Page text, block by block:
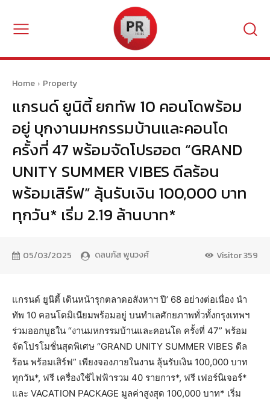
Home Property
แกรนด์ ยูนิตี้ ยกทัพ 10 คอนโดพร้อม
อยู่ บุกงานมหกรรมบ้านและคอนโด
ครั้งที่ 47 พร้อมจัดโปรฮอต “GRAND
UNITY SUMMER VIBES ดีลร้อน
พร้อมเสิร์ฟ” ลุ้นรับเงิน 100,000 บาท
ทุกวัน* เริ่ม 2.19 ล้านบาท*
05/03/2025 ดลนภัส พูนวงศ์ Visitor359
แกรนด์ ยูนิตี้ เดินหน้ารุกตลาดอสังหาฯ ปี’ 68 อย่างต่อเนื่อง นำ
ทัพ 10 คอนโดมิเนียมพร้อมอยู่ บนทำเลศักยภาพทั่วทั้งกรุงเทพฯ
ร่วมออกบูธใน “งานมหกรรมบ้านและคอนโด ครั้งที่ 47” พร้อม
จัดโปรโมชั่นสุดพิเศษ “GRAND UNITY SUMMER VIBES ดีล
ร้อน พร้อมเสิร์ฟ” เพียงจองภายในงาน ลุ้นรับเงิน 100,000 บาท
ทุกวัน*, ฟรี เครื่องใช้ไฟฟ้ารวม 40 รายการ*, ฟรี เฟอร์นิเจอร์*
และ VACATION PACKAGE มูลค่าสูงสุด 100,000 บาท* เริ่ม